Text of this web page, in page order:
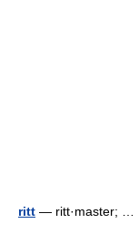
ritt — ritt·master; …